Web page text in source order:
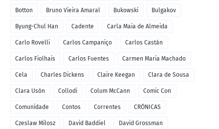
Botton Bruno Vieira Amaral Bukowski Bulgakov
Byung-Chul Han Cadente Carla Maia de Almeida
Carlo Rovelli Carlos Campaniço Carlos Castán
Carlos Fiolhais Carlos Fuentes Carmen Maria Machado
Cela Charles Dickens Claire Keegan Clara de Sousa
Clara Usón Collodi Colum McCann Comic Con
Comunidade Contos Correntes CRÓNICAS
Czeslaw Milosz David Baddiel David Grossman